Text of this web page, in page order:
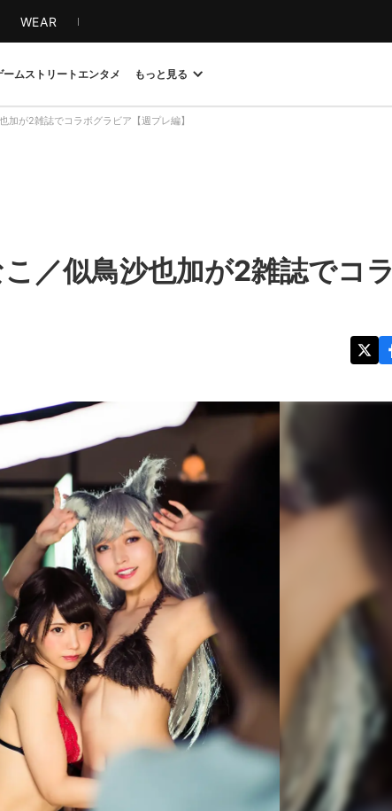
WEAR
ームストリート エンタメ もっと見る
加が2雑誌でコラボグラビア【週プレ編】
こ／似鳥沙也加が2雑誌でコ